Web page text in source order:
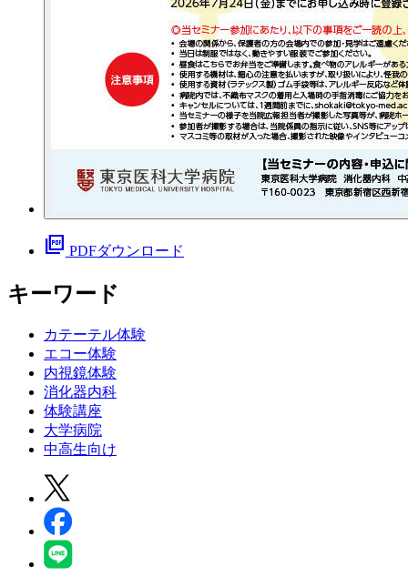
picture_as_pdf PDFダウンロード
キーワード
カテーテル体験
エコー体験
内視鏡体験
消化器内科
体験講座
大学病院
中高生向け